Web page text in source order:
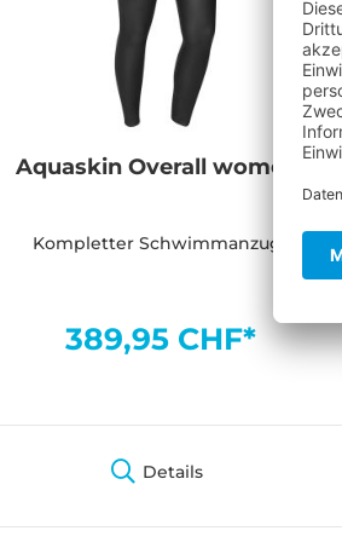
Aquaskin Overall women
Kompletter Schwimmanzug
389,95 CHF*
Details